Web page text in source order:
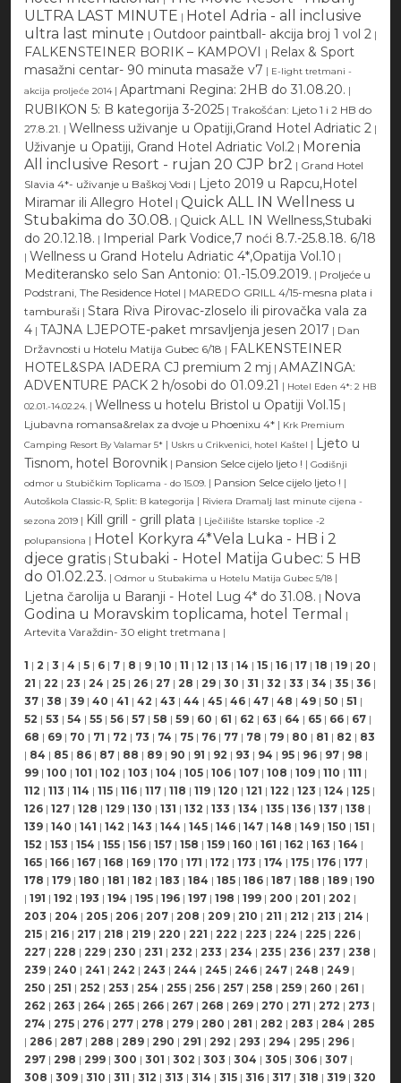
ULTRA LAST MINUTE | Hotel Adria - all inclusive
ultra last minute | Outdoor paintball- akcija broj 1 vol 2 |
FALKENSTEINER BORIK – KAMPOVI | Relax & Sport
masažni centar- 90 minuta masaže v7 | E-light tretmani -
akcija proljeće 2014 | Apartmani Regina: 2HB do 31.08.20. |
RUBIKON 5: B kategorija 3-2025 | Trakošćan: Ljeto 1 i 2 HB do
27.8.21. | Wellness uživanje u Opatiji,Grand Hotel Adriatic 2 |
Uživanje u Opatiji, Grand Hotel Adriatic Vol.2 | Morenia
All inclusive Resort - rujan 20 CJP br2 | Grand Hotel
Slavia 4*- uživanje u Baškoj Vodi | Ljeto 2019 u Rapcu,Hotel
Miramar ili Allegro Hotel | Quick ALL IN Wellness u
Stubakima do 30.08. | Quick ALL IN Wellness,Stubaki
do 20.12.18. | Imperial Park Vodice,7 noći 8.7.-25.8.18. 6/18
| Wellness u Grand Hotelu Adriatic 4*,Opatija Vol.10 |
Mediteransko selo San Antonio: 01.-15.09.2019. | Proljeće u
Podstrani, The Residence Hotel | MAREDO GRILL 4/15-mesna plata i
tamburaši | Stara Riva Pirovac-zloselo ili pirovačka vala za
4 | TAJNA LJEPOTE-paket mrsavljenja jesen 2017 | Dan
Državnosti u Hotelu Matija Gubec 6/18 | FALKENSTEINER
HOTEL&SPA IADERA CJ premium 2 mj | AMAZINGA:
ADVENTURE PACK 2 h/osobi do 01.09.21 | Hotel Eden 4*: 2 HB
02.01.-14.02.24. | Wellness u hotelu Bristol u Opatiji Vol.15 |
Ljubavna romansa&relax za dvoje u Phoenixu 4* | Krk Premium
Camping Resort By Valamar 5* | Uskrs u Crikvenici, hotel Kaštel | Ljeto u
Tisnom, hotel Borovnik | Pansion Selce cijelo ljeto ! | Godišnji
odmor u Stubičkim Toplicama - do 15.09. | Pansion Selce cijelo ljeto ! |
Autoškola Classic-R, Split: B kategorija | Riviera Dramalj last minute cijena -
sezona 2019 | Kill grill - grill plata | Lječilište Istarske toplice -2
polupansiona | Hotel Korkyra 4*Vela Luka - HB i 2
djece gratis | Stubaki - Hotel Matija Gubec: 5 HB
do 01.02.23. | Odmor u Stubakima u Hotelu Matija Gubec 5/18 |
Ljetna čarolija u Baranji - Hotel Lug 4* do 31.08. | Nova
Godina u Moravskim toplicama, hotel Termal
|
Artevita Varaždin- 30 elight tretmana |
1 | 2 | 3 | 4 | 5 | 6 | 7 | 8 | 9 | 10 | 11 | 12 | 13 | 14 | 15 | 16 | 17 | 18 | 19 | 20 |
21 | 22 | 23 | 24 | 25 | 26 | 27 | 28 | 29 | 30 | 31 | 32 | 33 | 34 | 35 | 36 |
37 | 38 | 39 | 40 | 41 | 42 | 43 | 44 | 45 | 46 | 47 | 48 | 49 | 50 | 51 |
52 | 53 | 54 | 55 | 56 | 57 | 58 | 59 | 60 | 61 | 62 | 63 | 64 | 65 | 66 | 67 |
68 | 69 | 70 | 71 | 72 | 73 | 74 | 75 | 76 | 77 | 78 | 79 | 80 | 81 | 82 | 83
| 84 | 85 | 86 | 87 | 88 | 89 | 90 | 91 | 92 | 93 | 94 | 95 | 96 | 97 | 98 |
99 | 100 | 101 | 102 | 103 | 104 | 105 | 106 | 107 | 108 | 109 | 110 | 111 |
112 | 113 | 114 | 115 | 116 | 117 | 118 | 119 | 120 | 121 | 122 | 123 | 124 | 125 |
126 | 127 | 128 | 129 | 130 | 131 | 132 | 133 | 134 | 135 | 136 | 137 | 138 |
139 | 140 | 141 | 142 | 143 | 144 | 145 | 146 | 147 | 148 | 149 | 150 | 151 |
152 | 153 | 154 | 155 | 156 | 157 | 158 | 159 | 160 | 161 | 162 | 163 | 164 |
165 | 166 | 167 | 168 | 169 | 170 | 171 | 172 | 173 | 174 | 175 | 176 | 177 |
178 | 179 | 180 | 181 | 182 | 183 | 184 | 185 | 186 | 187 | 188 | 189 | 190
| 191 | 192 | 193 | 194 | 195 | 196 | 197 | 198 | 199 | 200 | 201 | 202 |
203 | 204 | 205 | 206 | 207 | 208 | 209 | 210 | 211 | 212 | 213 | 214 |
215 | 216 | 217 | 218 | 219 | 220 | 221 | 222 | 223 | 224 | 225 | 226 |
227 | 228 | 229 | 230 | 231 | 232 | 233 | 234 | 235 | 236 | 237 | 238 |
239 | 240 | 241 | 242 | 243 | 244 | 245 | 246 | 247 | 248 | 249 |
250 | 251 | 252 | 253 | 254 | 255 | 256 | 257 | 258 | 259 | 260 | 261 |
262 | 263 | 264 | 265 | 266 | 267 | 268 | 269 | 270 | 271 | 272 | 273 |
274 | 275 | 276 | 277 | 278 | 279 | 280 | 281 | 282 | 283 | 284 | 285
| 286 | 287 | 288 | 289 | 290 | 291 | 292 | 293 | 294 | 295 | 296 |
297 | 298 | 299 | 300 | 301 | 302 | 303 | 304 | 305 | 306 | 307 |
308 | 309 | 310 | 311 | 312 | 313 | 314 | 315 | 316 | 317 | 318 | 319 | 320